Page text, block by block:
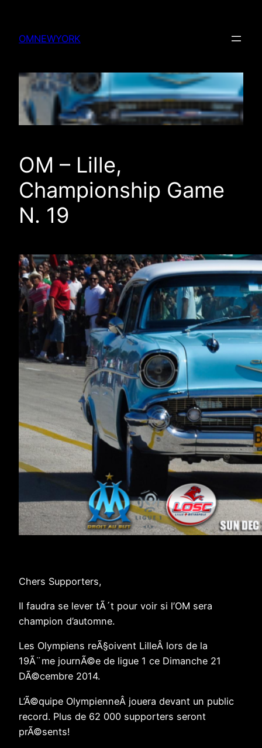
content
OMNEWYORK
OM – Lille,
Championship Game
N. 19
Chers Supporters,
Il faudra se lever tÃ´t pour voir si l’OM sera
champion d’automne.
Les Olympiens reÃ§oivent LilleÂ lors de la
19Ã¨me journÃ©e de ligue 1 ce Dimanche 21
DÃ©cembre 2014.
L’Ã©quipe OlympienneÂ jouera devant un public
record. Plus de 62 000 supporters seront
prÃ©sents!